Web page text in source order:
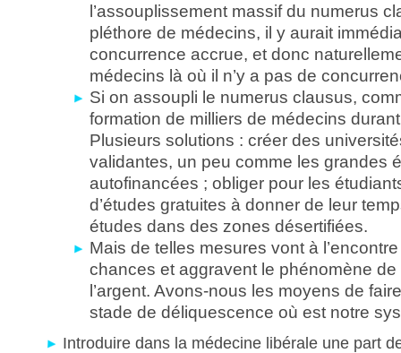
l’assouplissement massif du numerus
pléthore de médecins, il y aurait
concurrence accrue, et donc
médecins là où il n’y a pas de
Si on assoupli le numerus clausus,
formation de milliers de médecins
Plusieurs solutions : créer des
validantes, un peu comme les grandes
autofinancées ; obliger pour les
d’études gratuites à donner de leur
études dans des zones désertifiées.
Mais de telles mesures vont à
chances et aggravent le phénomène
l’argent. Avons-nous les moyens de
stade de déliquescence où est notre
Introduire dans la médecine libérale une part